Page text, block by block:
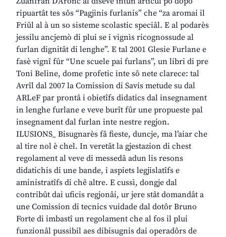
ripuartât tes sôs “Pagjinis furlanis” che “za aromai il
Friûl al à un so sisteme scolastic speciâl. E al podarès
jessilu ancjemò di plui se i vignìs ricognossude al
furlan dignitât di lenghe”. E tal 2001 Glesie Furlane e
fasè vignî fûr “Une scuele pai furlans”, un libri di pre
Toni Beline, dome profetic inte sô nete clarece: tal
Avrîl dal 2007 la Comission di Savis metude su dal
ARLeF par prontâ i obietîfs didatics dal insegnament
in lenghe furlane e veve burît fûr une propueste pal
insegnament dal furlan inte nestre regjon.
ILUSIONS_ Bisugnarès fâ fieste, duncje, ma l’aiar che
al tire nol è chel. In veretât la gjestazion di chest
regolament al veve di messedâ adun lis resons
didatichis di une bande, i aspiets legjislatîfs e
aministratîfs di chê altre. E cussì, dongje dal
contribût dai uficis regjonâi, ur jere stât domandât a
une Comission di tecnics vuidade dal dotôr Bruno
Forte di imbastî un regolament che al fos il plui
funzionâl pussibil aes dibisugnis dai operadôrs de